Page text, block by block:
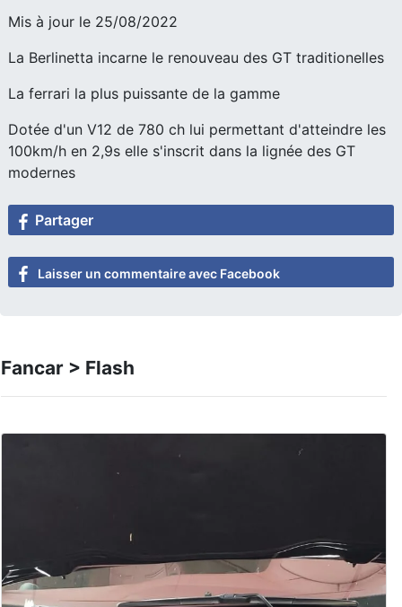
Mis à jour le 25/08/2022
La Berlinetta incarne le renouveau des GT traditionelles
La ferrari la plus puissante de la gamme
Dotée d'un V12 de 780 ch lui permettant d'atteindre les
100km/h en 2,9s elle s'inscrit dans la lignée des GT
modernes
Partager
Laisser un commentaire avec Facebook
Fancar > Flash